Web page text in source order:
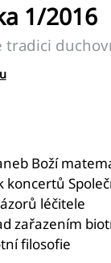
1/2016
tradici
Boží
koncertů
léčitele
zařazením
filosofie